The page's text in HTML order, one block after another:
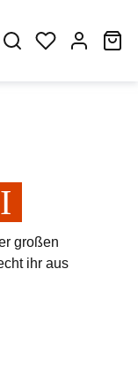
großen
ihr aus